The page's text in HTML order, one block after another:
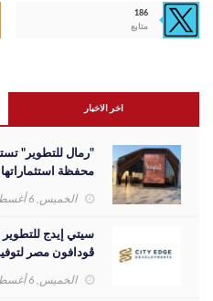
186
متابع
اخر الاخبار
"رمال للتطوير"
محفظة
الخميس, 6 أغسطس 2026
سيتي إيدج للتطوير
بمشروع داون تاون
الخميس, 6 أغسطس 2026